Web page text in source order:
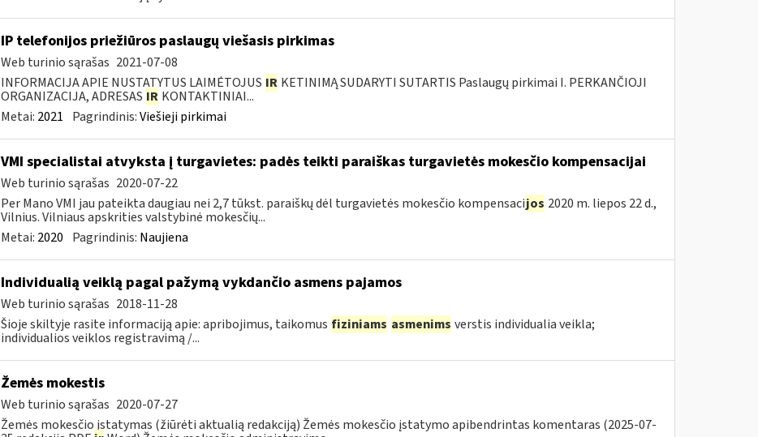
IP telefonijos priežiūros paslaugų viešasis pirkimas
Web turinio sąrašas 2021-07-08
INFORMACIJA APIE NUSTATYTUS LAIMĖTOJUS IR KETINIMĄ SUDARYTI SUTARTIS Paslaugų pirkimai I. PERKANČIOJI
ORGANIZACIJA, ADRESAS IR KONTAKTINIAI...
Metai: 2021 Pagrindinis:Viešieji pirkimai
VMI specialistai atvyksta į turgavietes: padės teikti paraiškas turgavietės mokesčio kompensacijai
Web turinio sąrašas 2020-07-22
Per Mano VMI jau pateikta daugiau nei 2,7 tūkst. paraiškų dėl turgavietės mokesčio kompensacijos 2020 m. liepos 22 d.,
Vilnius. Vilniaus apskrities valstybinė mokesčių...
Metai: 2020 Pagrindinis: Naujiena
Individualią veiklą pagal pažymą vykdančio asmens pajamos
Web turinio sąrašas 2018-11-28
Šioje skiltyje rasite informaciją apie: apribojimus, taikomus fiziniams asmenims verstis individualia veikla;
individualios veiklos registravimą /...
Žemės mokestis
Web turinio sąrašas 2020-07-27
Žemės mokesčio įstatymas (žiūrėti aktualią redakciją) Žemės mokesčio įstatymo apibendrintas komentaras (2025-07-